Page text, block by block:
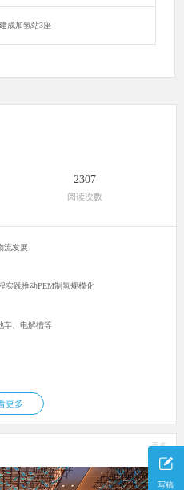
写稿
成加氢站3座
2307
阅读次数
流发展
实践推动PEM制氢规模化
车、电解槽等
更多
更多